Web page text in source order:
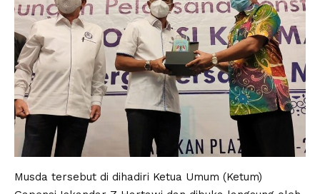
Musda tersebut di dihadiri Ketua Umum (Ketum)